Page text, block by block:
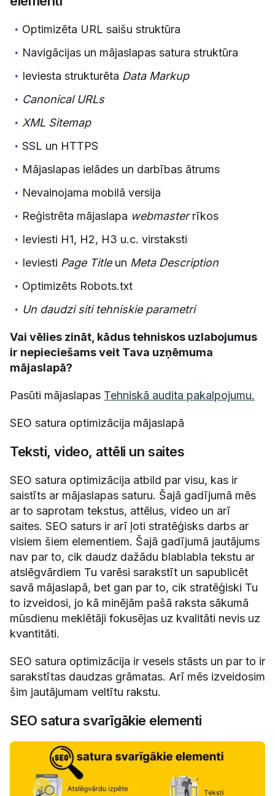
Optimizēta URL saišu struktūra
Navigācijas un mājaslapas satura struktūra
Ieviesta strukturēta Data Markup
Canonical URLs
XML Sitemap
SSL un HTTPS
Mājaslapas ielādes un darbības ātrums
Nevainojama mobilā versija
Reģistrēta mājaslapa webmasterrīkos
Ieviesti H1, H2, H3 u.c. virstaksti
Ieviesti Page Titleun Meta Description
Optimizēts Robots.txt
Un daudzi siti tehniskie parametri
Vai vēlies zināt, kādus tehniskos uzlabojumus
ir nepieciešams veit Tava uzņēmuma
mājaslapā?
Pasūti mājaslapas Tehniskā audita pakalpojumu.
SEO satura optimizācija mājaslapā
Teksti, video, attēli un saites
SEO satura optimizācija atbild par visu, kas ir
saistīts ar mājaslapas saturu. Šajā gadījumā mēs
ar to saprotam tekstus, attēlus, video un arī
saites. SEO saturs ir arī ļoti stratēģisks darbs ar
visiem šiem elementiem. Šajā gadījumā jautājums
nav par to, cik daudz dažādu blablabla tekstu ar
atslēgvārdiem Tu varēsi sarakstīt un sapublicēt
savā mājaslapā, bet gan par to, cik stratēģiski Tu
to izveidosi, jo kā minējām pašā raksta sākumā
mūsdienu meklētāji fokusējas uz kvalitāti nevis uz
kvantitāti.
SEO satura optimizācija ir vesels stāsts un par to ir
sarakstītas daudzas grāmatas. Arī mēs izveidosim
šim jautājumam veltītu rakstu.
SEO satura svarīgākie elementi